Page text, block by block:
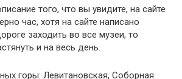
того, что вы увидите, на сайте
час, хотя на сайте написано
заходить во все музеи, то
и на весь день.
горы: Левитановская, Соборная